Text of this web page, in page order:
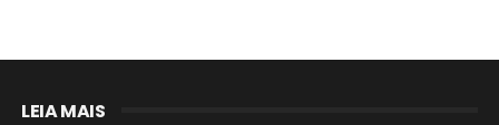
LEIA MAIS